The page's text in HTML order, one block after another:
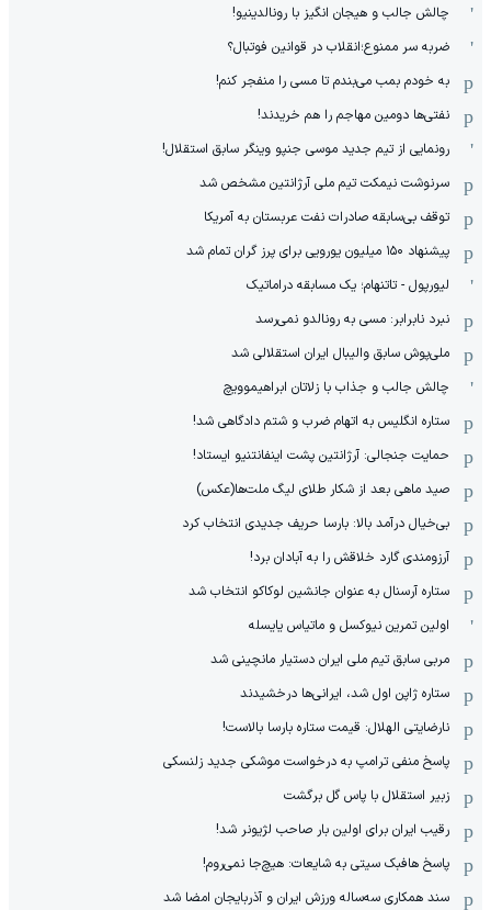
چالش جالب و هیجان انگیز با رونالدینیو!
ضربه سر ممنوع؛انقلاب در قوانین فوتبال؟
به خودم بمب می‌بندم تا مسی را منفجر کنم!
نفتی‌ها دومین مهاجم را هم خریدند!
رونمایی از تیم جدید موسی جنپو وینگر سابق استقلال!
سرنوشت نیمکت تیم ملی آرژانتین مشخص شد
توقف بی‌سابقه صادرات نفت عربستان به آمریکا
پیشنهاد ۱۵۰ میلیون یورویی برای پرز گران تمام شد
لیورپول - تاتنهام؛ یک مسابقه دراماتیک
نبرد نابرابر: مسی به رونالدو نمی‌رسد
ملی‌پوش سابق والیبال ایران استقلالی شد
چالش جالب و جذاب با زلاتان ابراهیموویچ
ستاره انگلیس به اتهام ضرب و شتم دادگاهی شد!
حمایت جنجالی: آرژانتین پشت اینفانتنیو ایستاد!
صید ماهی بعد از شکار طلای لیگ ملت‌ها(عکس)
بی‌خیال درآمد بالا: بارسا حریف جدیدی انتخاب کرد
آرزومندی گارد خلاقش را به آبادان برد!
ستاره آرسنال به عنوان جانشین لوکاکو انتخاب شد
اولین تمرین نیوکسل و ماتیاس یایسله
مربی سابق تیم ملی ایران دستیار مانچینی شد
ستاره ژاپن اول شد، ایرانی‌ها درخشیدند
نارضایتی الهلال: قیمت ستاره بارسا بالاست!
پاسخ منفی ترامپ به درخواست موشکی جدید زلنسکی
زبیر استقلال با پاس گل برگشت
رقیب ایران برای اولین بار صاحب لژیونر شد!
پاسخ هافبک سیتی به شایعات: هیچ‌جا نمی‌روم!
سند همکاری سه‌ساله‌ ‌ورزش ایران و آذربایجان امضا شد